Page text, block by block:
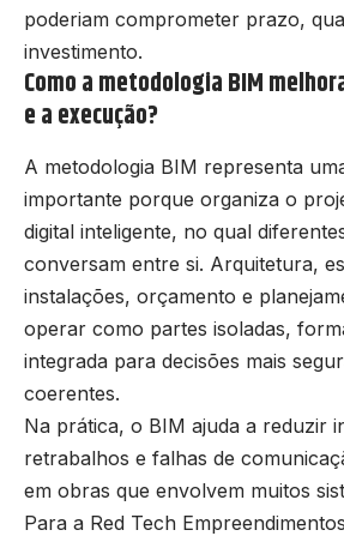
poderiam comprometer prazo,
investimento.
Como a metodologia BIM
e a execução?
A metodologia BIM representa
importante porque organiza o
digital inteligente, no qual
conversam entre si. Arquitetura,
instalações, orçamento e
operar como partes isoladas,
integrada para decisões mais
coerentes.
Na prática, o BIM ajuda a reduzir
retrabalhos e falhas de
em obras que envolvem muitos
Para a Red Tech